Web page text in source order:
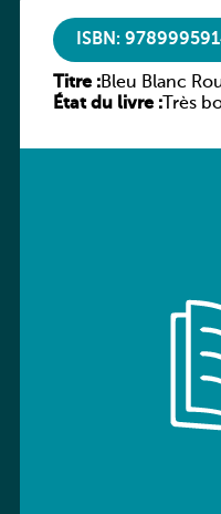
ISBN:
Titre :Bleu Blanc
État du livre :Très